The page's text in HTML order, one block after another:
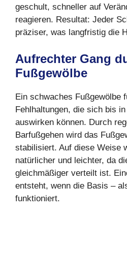
geschult, schneller auf
reagieren. Resultat: Jeder
präziser, was langfristig die
Aufrechter Gang
Fußgewölbe
Ein schwaches Fußgewölbe
Fehlhaltungen, die sich bis
auswirken können. Durch
Barfußgehen wird das
stabilisiert. Auf diese Weise
natürlicher und leichter, da
gleichmäßiger verteilt ist.
entsteht, wenn die Basis –
funktioniert.